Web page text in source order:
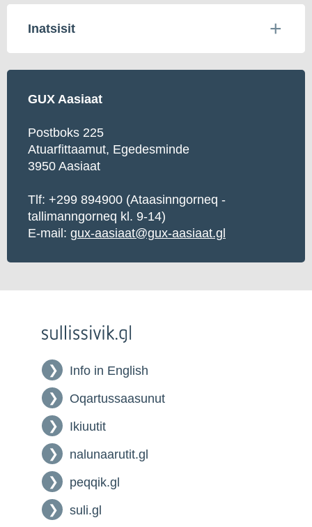
Inatsisit
GUX Aasiaat
Postboks 225
Atuarfittaamut, Egedesminde
3950 Aasiaat
Tlf: +299 894900 (Ataasinngorneq -
tallimanngorneq kl. 9-14)
E-mail: gux-aasiaat@gux-aasiaat.gl
Info in English
Oqartussaasunut
Ikiuutit
nalunaarutit.gl
peqqik.gl
suli.gl